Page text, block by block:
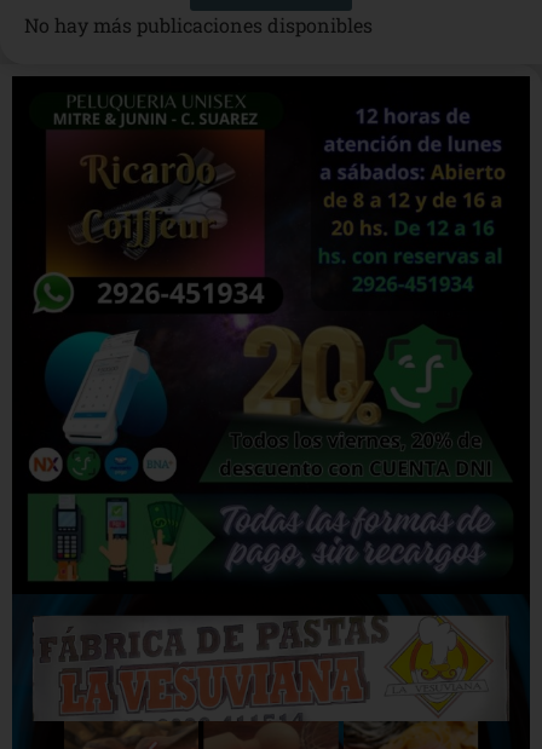
No hay más publicaciones disponibles